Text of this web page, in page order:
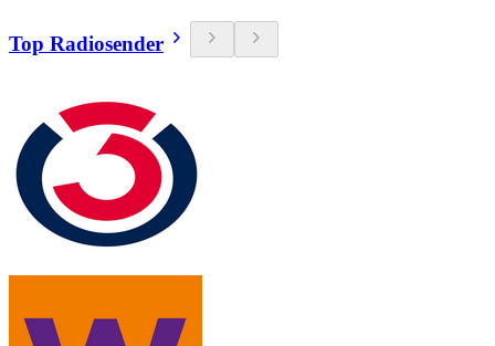
Top Radiosender